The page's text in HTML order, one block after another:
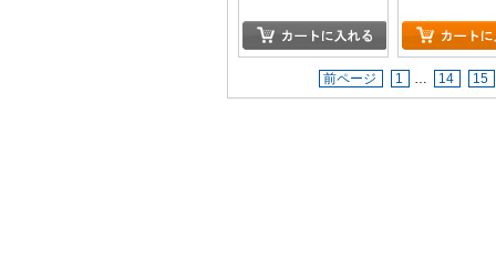
前ページ 1 … 14 15